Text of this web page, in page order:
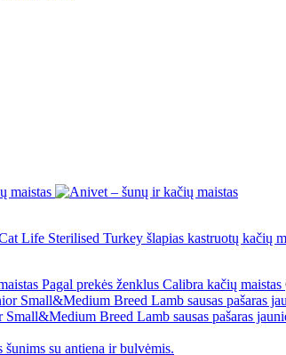
Pagal prekės ženklus Calibra kačių maistas
Breed Lamb sausas pašaras